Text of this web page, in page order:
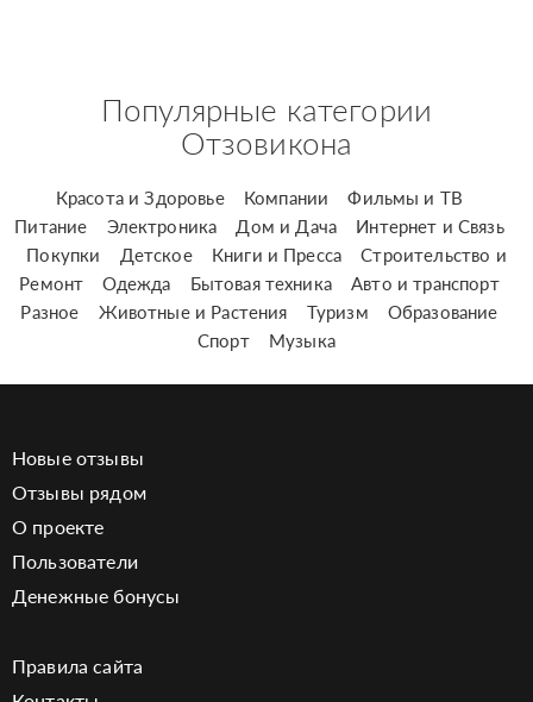
Популярные категории
Отзовикона
Красота и Здоровье Компании
Фильмы и ТВ
Питание
Электроника Дом и Дача
Интернет и Связь
Покупки
Детское Книги и Пресса
Строительство и
Ремонт
Одежда Бытовая техника
Авто и транспорт
Разное
Животные и Растения Туризм
Образование
Спорт
Музыка
Новые отзывы
Отзывы рядом
О проекте
Пользователи
Денежные бонусы
Правила сайта